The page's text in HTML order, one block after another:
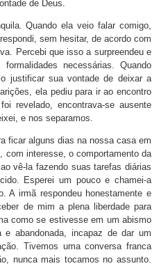
de Deus.
Quando ela veio falar comigo,
sem hesitar, de acordo com
Percebi que isso a surpreendeu e
necessárias. Quando
justificar sua vontade de deixar a
ela pediu para ir ao encontro
revelado, encontrava-se ausente
e nos separamos.
ficar alguns dias na nossa casa em
com interesse, o comportamento da
vê-la fazendo suas tarefas diárias
Esperei um pouco e chamei-a
A irmã respondeu honestamente e
de mim a plena liberdade para
como se estivesse em um abismo
e abandonada, incapaz de dar um
Tivemos uma conversa franca
nunca mais tocamos no assunto.